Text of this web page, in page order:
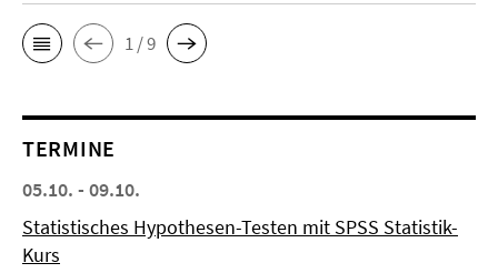
1 / 9
TERMINE
05.10. - 09.10.
Statistisches Hypothesen-Testen mit SPSS Statistik-
Kurs